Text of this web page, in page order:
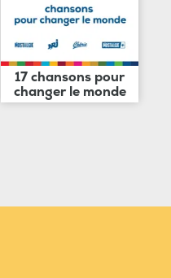
17 chansons pour
changer le monde